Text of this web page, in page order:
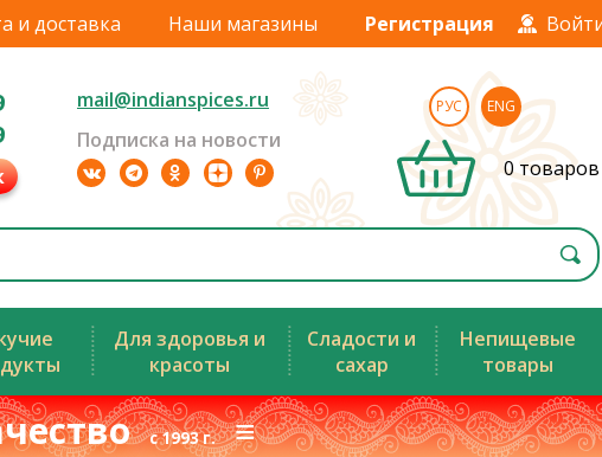
и доставка Наши магазины Регистрация
mail@indianspices.ru
Подписка на новости
РУС ENG
0 товаров
Для здоровья и
красоты
Сладости и
сахар
Непищевые
товары
с 1993 г.≡